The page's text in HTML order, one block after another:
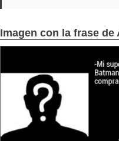
Imagen con la frase de